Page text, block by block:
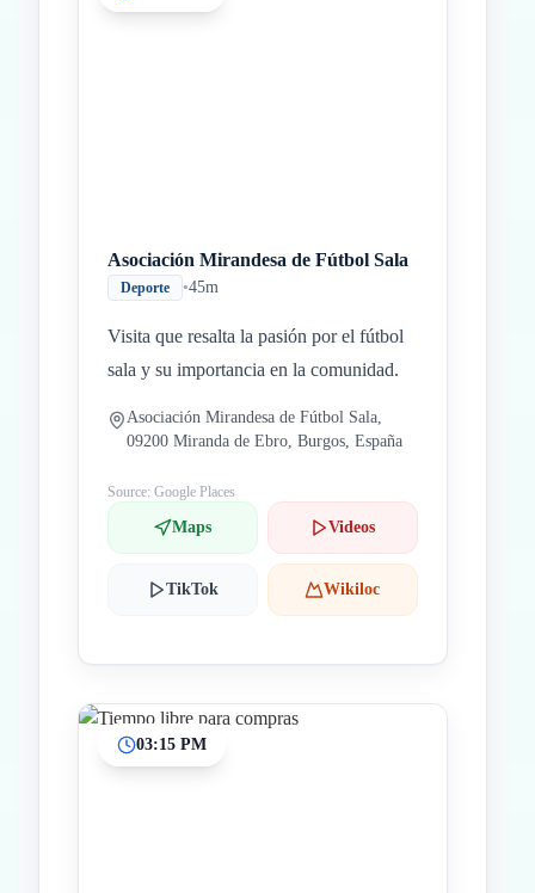
Asociación Mirandesa de Fútbol Sala
Deporte •45m
Visita que resalta la pasión por el fútbol
sala y su importancia en la comunidad.
Asociación Mirandesa de Fútbol Sala,
09200 Miranda de Ebro, Burgos, España
Source: Google Places
Maps Videos
TikTok Wikiloc
03:15 PM